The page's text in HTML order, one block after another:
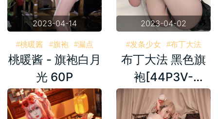
2023-04-14
#桃暖酱 #旗袍 #漏点
桃暖酱 - 旗袍白月
光 60P
2023-04-02
#发条少女 #布丁大法
#黑色 #旗袍
布丁大法 黑色旗
袍[44P3V-
294M]